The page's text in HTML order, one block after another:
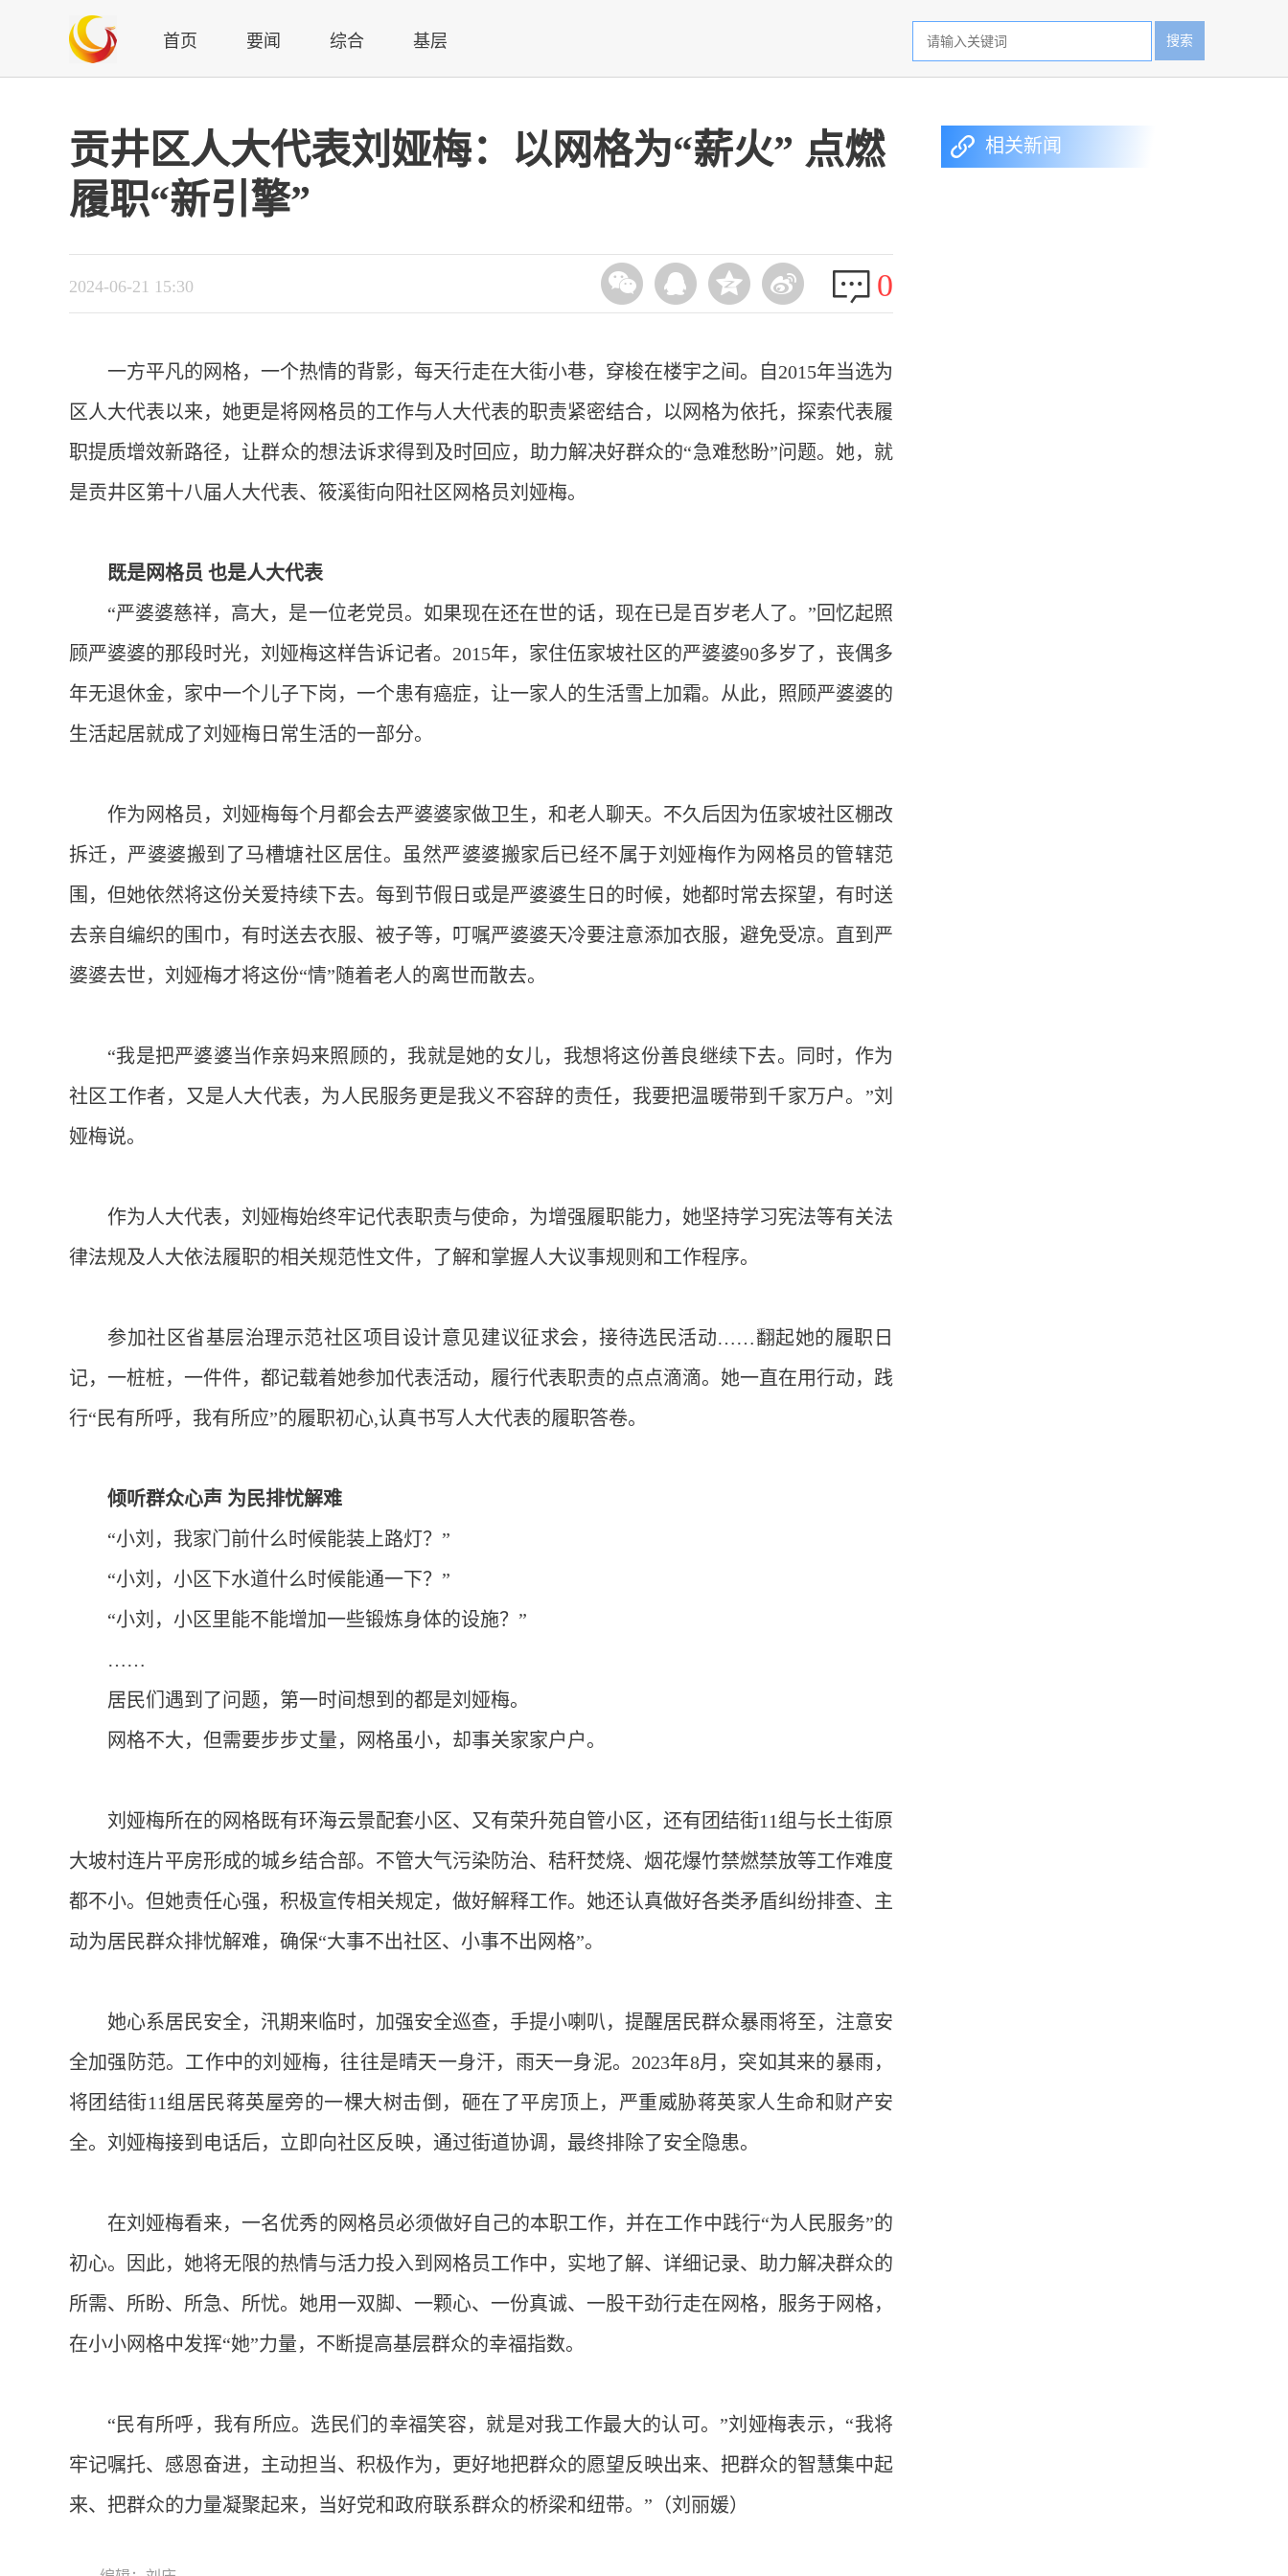
首页 要闻 综合 基层 搜索
贡井区人大代表刘娅梅：以网格为“薪火” 点燃
履职“新引擎”
2024-06-21 15:30 0
一方平凡的网格，一个热情的背影，每天行走在大街小巷，穿梭在楼宇之间。自2015年当选为
区人大代表以来，她更是将网格员的工作与人大代表的职责紧密结合，以网格为依托，探索代表履
职提质增效新路径，让群众的想法诉求得到及时回应，助力解决好群众的“急难愁盼”问题。她，就
是贡井区第十八届人大代表、筱溪街向阳社区网格员刘娅梅。
既是网格员 也是人大代表
“严婆婆慈祥，高大，是一位老党员。如果现在还在世的话，现在已是百岁老人了。”回忆起照
顾严婆婆的那段时光，刘娅梅这样告诉记者。2015年，家住伍家坡社区的严婆婆90多岁了，丧偶多
年无退休金，家中一个儿子下岗，一个患有癌症，让一家人的生活雪上加霜。从此，照顾严婆婆的
生活起居就成了刘娅梅日常生活的一部分。
作为网格员，刘娅梅每个月都会去严婆婆家做卫生，和老人聊天。不久后因为伍家坡社区棚改
拆迁，严婆婆搬到了马槽塘社区居住。虽然严婆婆搬家后已经不属于刘娅梅作为网格员的管辖范
围，但她依然将这份关爱持续下去。每到节假日或是严婆婆生日的时候，她都时常去探望，有时送
去亲自编织的围巾，有时送去衣服、被子等，叮嘱严婆婆天冷要注意添加衣服，避免受凉。直到严
婆婆去世，刘娅梅才将这份“情”随着老人的离世而散去。
“我是把严婆婆当作亲妈来照顾的，我就是她的女儿，我想将这份善良继续下去。同时，作为
社区工作者，又是人大代表，为人民服务更是我义不容辞的责任，我要把温暖带到千家万户。”刘
娅梅说。
作为人大代表，刘娅梅始终牢记代表职责与使命，为增强履职能力，她坚持学习宪法等有关法
律法规及人大依法履职的相关规范性文件，了解和掌握人大议事规则和工作程序。
参加社区省基层治理示范社区项目设计意见建议征求会，接待选民活动……翻起她的履职日
记，一桩桩，一件件，都记载着她参加代表活动，履行代表职责的点点滴滴。她一直在用行动，践
行“民有所呼，我有所应”的履职初心,认真书写人大代表的履职答卷。
倾听群众心声 为民排忧解难
“小刘，我家门前什么时候能装上路灯？”
“小刘，小区下水道什么时候能通一下？”
“小刘，小区里能不能增加一些锻炼身体的设施？”
……
居民们遇到了问题，第一时间想到的都是刘娅梅。
网格不大，但需要步步丈量，网格虽小，却事关家家户户。
刘娅梅所在的网格既有环海云景配套小区、又有荣升苑自管小区，还有团结街11组与长土街原
大坡村连片平房形成的城乡结合部。不管大气污染防治、秸秆焚烧、烟花爆竹禁燃禁放等工作难度
都不小。但她责任心强，积极宣传相关规定，做好解释工作。她还认真做好各类矛盾纠纷排查、主
动为居民群众排忧解难，确保“大事不出社区、小事不出网格”。
她心系居民安全，汛期来临时，加强安全巡查，手提小喇叭，提醒居民群众暴雨将至，注意安
全加强防范。工作中的刘娅梅，往往是晴天一身汗，雨天一身泥。2023年8月，突如其来的暴雨，
将团结街11组居民蒋英屋旁的一棵大树击倒，砸在了平房顶上，严重威胁蒋英家人生命和财产安
全。刘娅梅接到电话后，立即向社区反映，通过街道协调，最终排除了安全隐患。
在刘娅梅看来，一名优秀的网格员必须做好自己的本职工作，并在工作中践行“为人民服务”的
初心。因此，她将无限的热情与活力投入到网格员工作中，实地了解、详细记录、助力解决群众的
所需、所盼、所急、所忧。她用一双脚、一颗心、一份真诚、一股干劲行走在网格，服务于网格，
在小小网格中发挥“她”力量，不断提高基层群众的幸福指数。
“民有所呼，我有所应。选民们的幸福笑容，就是对我工作最大的认可。”刘娅梅表示，“我将
牢记嘱托、感恩奋进，主动担当、积极作为，更好地把群众的愿望反映出来、把群众的智慧集中起
来、把群众的力量凝聚起来，当好党和政府联系群众的桥梁和纽带。”（刘丽媛）
相关新闻